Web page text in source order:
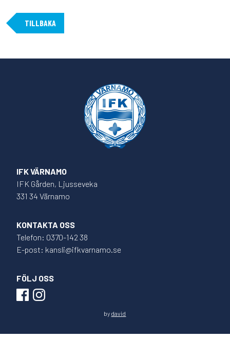
TILLBAKA
IFK VÄRNAMO
IFK Gården, Ljusseveka
331 34 Värnamo
KONTAKTA OSS
Telefon: 0370-142 38
E-post: kansli@ifkvarnamo.se
FÖLJ OSS
by david